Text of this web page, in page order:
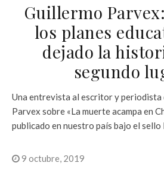
Guillermo
los planes
dejado la
segundo
Una entrevista al escritor y periodista
Parvex sobre «La muerte acampa en
publicado en nuestro país bajo el sello
9 octubre, 2019